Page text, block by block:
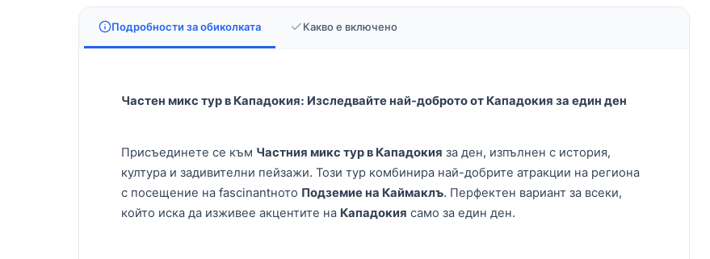
Подробности за обиколката Какво е включено
Частен микс тур в Кападокия: Изследвайте най-доброто от Кападокия за един ден
Присъединете се към Частния микс тур в Кападокия за ден, изпълнен с история,
култура и задивителни пейзажи. Този тур комбинира най-добрите атракции на региона
с посещение на fascinantното Подземие на Каймаклъ. Перфектен вариант за всеки,
който иска да изживее акцентите на Кападокия само за един ден.